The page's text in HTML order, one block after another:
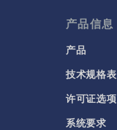
产品信息
产品
技术规格表
许可证选项
系统要求